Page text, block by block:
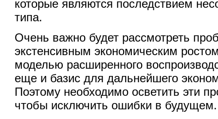
которые являются последствием
типа.
Очень важно будет рассмотреть
экстенсивным экономическим
моделью расширенного
еще и базис для дальнейшего
Поэтому необходимо осветить эти
чтобы исключить ошибки в будущем.